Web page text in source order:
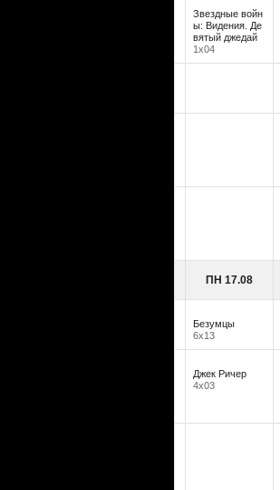
Звездные войн
ы: Видения. Де
вятый джедай
1х04
ПН 17.08
Безумцы
6х13
Джек Ричер
4х03